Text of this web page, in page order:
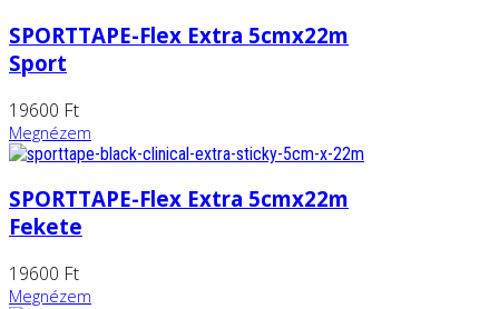
SPORTTAPE-Flex Extra 5cmx22m
Sport
19600 Ft
Megnézem
SPORTTAPE-Flex Extra 5cmx22m
Fekete
19600 Ft
Megnézem